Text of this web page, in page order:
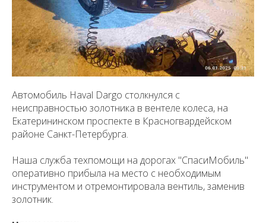
Автомобиль Haval Dargo столкнулся с
неисправностью золотника в вентеле колеса, на
Екатерининском проспекте в Красногвардейском
районе Санкт-Петербурга.
Наша служба техпомощи на дорогах "СпасиМобиль"
оперативно прибыла на место с необходимым
инструментом и отремонтировала вентиль, заменив
золотник.